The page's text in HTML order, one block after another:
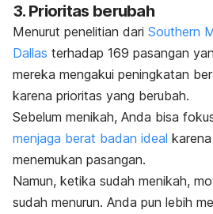
3. Prioritas berubah
Menurut penelitian dari Southern
Dallas terhadap 169 pasangan
mereka mengakui peningkatan
karena prioritas yang berubah.
Sebelum menikah, Anda bisa
menjaga berat badan ideal
menemukan pasangan.
Namun, ketika sudah menikah,
sudah menurun. Anda pun lebih